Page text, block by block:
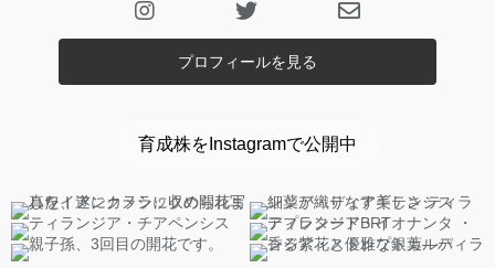
プロフィールを見る
育成株をInstagramで公開中